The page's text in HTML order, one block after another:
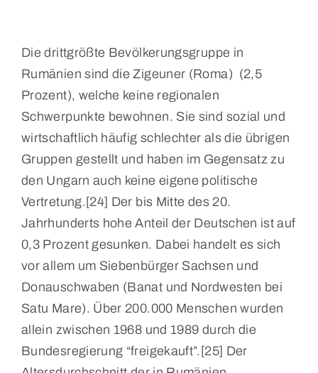
Die drittgrößte Bevölkerungsgruppe in
Rumänien sind die Zigeuner (Roma) (2,5
Prozent), welche keine regionalen
Schwerpunkte bewohnen. Sie sind sozial und
wirtschaftlich häufig schlechter als die übrigen
Gruppen gestellt und haben im Gegensatz zu
den Ungarn auch keine eigene politische
Vertretung.[24] Der bis Mitte des 20.
Jahrhunderts hohe Anteil der Deutschen ist auf
0,3 Prozent gesunken. Dabei handelt es sich
vor allem um Siebenbürger Sachsen und
Donauschwaben (Banat und Nordwesten bei
Satu Mare). Über 200.000 Menschen wurden
allein zwischen 1968 und 1989 durch die
Bundesregierung “freigekauft”.[25] Der